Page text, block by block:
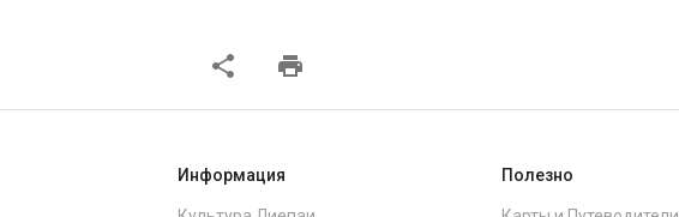
share print
Информация Полезно